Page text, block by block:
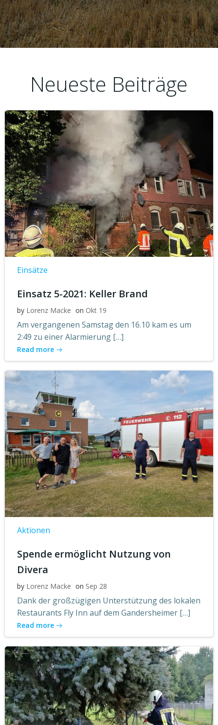
Neueste Beiträge
Einsätze
Einsatz 5-2021: Keller Brand
by Lorenz Macke on Okt 19
Am vergangenen Samstag den 16.10 kam es um
2:49 zu einer Alarmierung […]
Read more
Aktionen
Spende ermöglicht Nutzung von
Divera
by Lorenz Macke on Sep 28
Dank der großzügigen Unterstützung des lokalen
Restaurants Fly Inn auf dem Gandersheimer […]
Read more